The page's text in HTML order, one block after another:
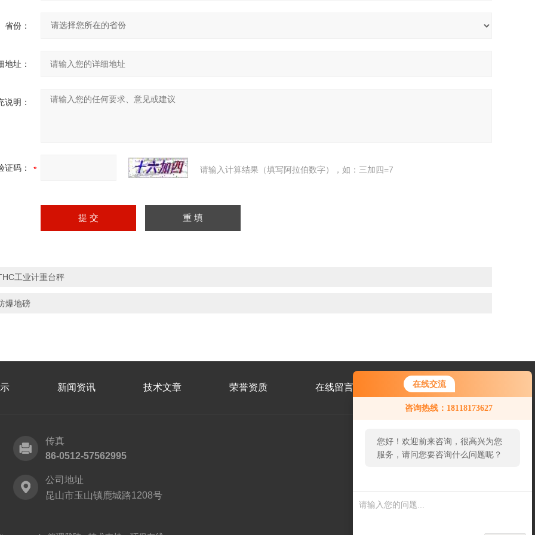
在线交流
咨询热线：18118173627
您好！欢迎前来咨询，很高兴为您
服务，请问您要咨询什么问题呢？
省份：
地址：
说明：
证码： 请输入计算结果（填写阿拉伯数字），如：三加四=7
工业计重台秤
爆地磅
新闻资讯 技术文章 荣誉资质 在线留言 联系我们
传真
86-0512-57562995
公司地址
昆山市玉山镇鹿城路1208号
码